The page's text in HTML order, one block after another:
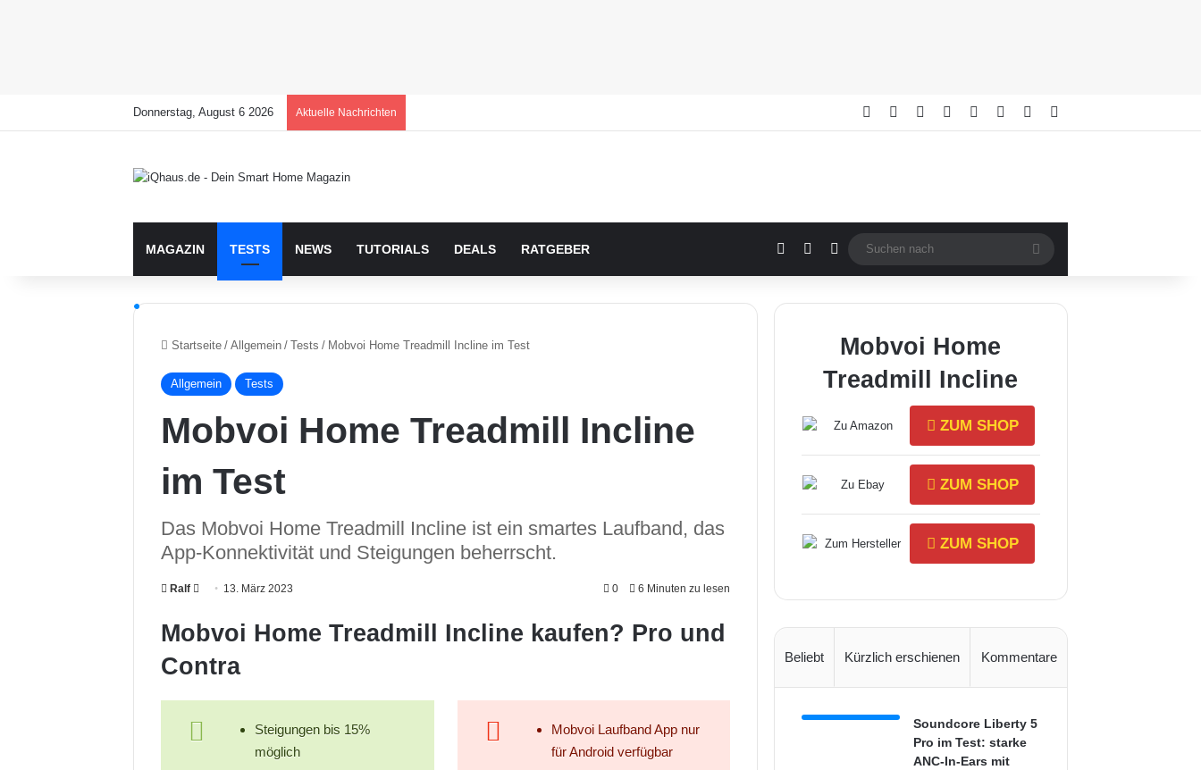
Donnerstag, August 6 2026 Aktuelle Nachrichten Facebook YouTubeBuy Me a Coffee
RSS AnmeldenZufällige Artikel
MAGAZIN TESTS NEWS TUTORIALS DEALS RATGEBER Zufällige Artikel
SidebarSkin umschalten
nach
Startseite / Allgemein / Tests / Mobvoi Home Treadmill Incline im Test
Allgemein Tests
Mobvoi Home Treadmill Incline
im Test
Das Mobvoi Home Treadmill Incline ist ein smartes Laufband, das
App-Konnektivität und Steigungen beherrscht.
Ralf
l
o
n
13. März 2023 0 6 Minuten zu lesen
Mobvoi Home Treadmill Incline kaufen? Pro und
Contra
Steigungen bis 15%
möglich
Mobvoi Laufband App nur
für Android verfügbar
Mobvoi Home
Treadmill Incline
ZUM SHOP
ZUM SHOP
ZUM SHOP
Beliebt Kürzlich erschienen Kommentare
Soundcore Liberty 5
Pro im Test: starke
ANC-In-Ears mit